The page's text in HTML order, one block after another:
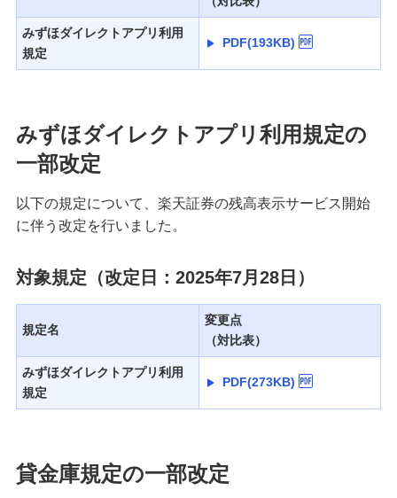
みずほダイレクトアプリ利用
規定
PDF(193KB)
みずほダイレクトアプリ利用規定の
一部改定
以下の規定について、楽天証券の残高表示サービス開始
に伴う改定を行いました。
対象規定（改定日：2025年7月28日）
規定名
変更点
（対比表）
みずほダイレクトアプリ利用
規定
PDF(273KB)
貸金庫規定の一部改定